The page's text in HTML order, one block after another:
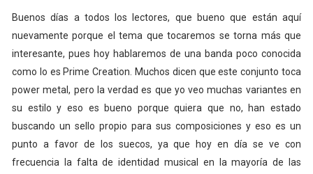
Buenos días a todos los lectores, que bueno que están aquí
nuevamente porque el tema que tocaremos se torna más que
interesante, pues hoy hablaremos de una banda poco conocida
como lo es Prime Creation. Muchos dicen que este conjunto toca
power metal, pero la verdad es que yo veo muchas variantes en
su estilo y eso es bueno porque quiera que no, han estado
buscando un sello propio para sus composiciones y eso es un
punto a favor de los suecos, ya que hoy en día se ve con
frecuencia la falta de identidad musical en la mayoría de las